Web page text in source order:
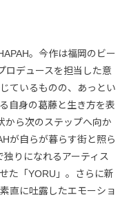
。今作は福岡のビー
ロデュースを担当した意
ているものの、あっとい
自身の葛藤と生き方を表
から次のステップへ向か
が自らが暮らす街と照ら
りになれるアーティス
た「YORU」。さらに新
直に吐露したエモーショ